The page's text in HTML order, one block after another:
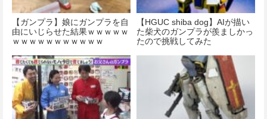
【ガンプラ】娘にガンプラを自
由にいじらせた結果ｗｗｗｗｗ
ｗｗｗｗｗｗｗｗｗｗｗ
【HGUC shiba dog】AIが描い
た柴犬のガンプラが羨ましかっ
たので挑戦してみた